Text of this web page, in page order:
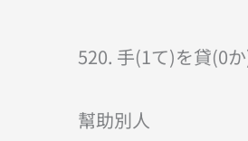
520. 手(1て)を貸(0
幫助別人